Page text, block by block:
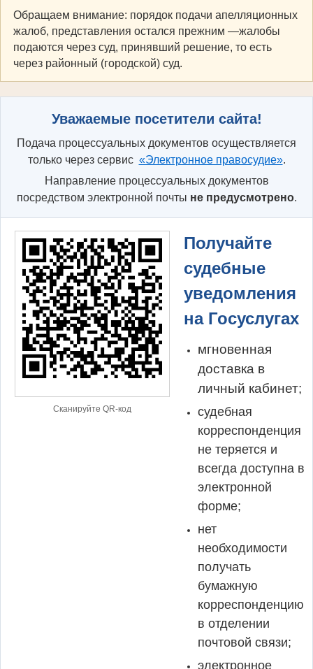
Обращаем внимание: порядок подачи апелляционных
жалоб, представления остался прежним —жалобы
подаются через суд, принявший решение, то есть
через районный (городской) суд.
Уважаемые посетители сайта!
Подача процессуальных документов осуществляется
только через сервис «Электронное правосудие».
Направление процессуальных документов
посредством электронной почты не предусмотрено.
Сканируйте QR-код
Получайте
судебные
уведомления
на Госуслугах
мгновенная
доставка в
личный кабинет;
судебная
корреспонденция
не теряется и
всегда доступна в
электронной
форме;
нет
необходимости
получать
бумажную
корреспонденцию
в отделении
почтовой связи;
электронное